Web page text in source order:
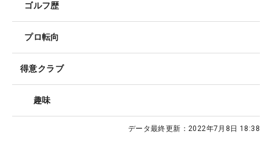
ゴルフ歴
プロ転向
得意クラブ
趣味
データ最終更新： 2022年7月8日 18:38